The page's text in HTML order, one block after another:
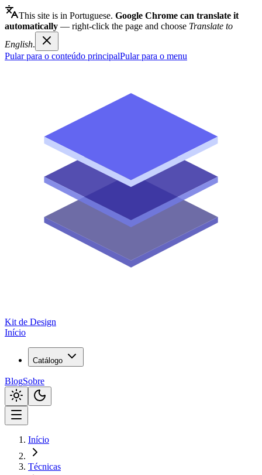
This site is in Portuguese. Google Chrome can translate it
automatically — right-click the page and choose Translate to
English.
Pular para o conteúdo principalPular para o menu
Kit de Design
Início
Catálogo
BlogSobre
Início
Técnicas